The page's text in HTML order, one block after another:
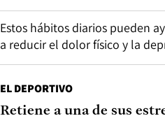
Estos hábitos diarios pueden
a reducir el dolor físico y la
EL DEPORTIVO
Retiene a una de sus